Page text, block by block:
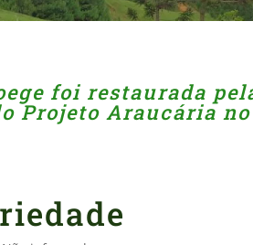
foi restaurada
Projeto Araucária no